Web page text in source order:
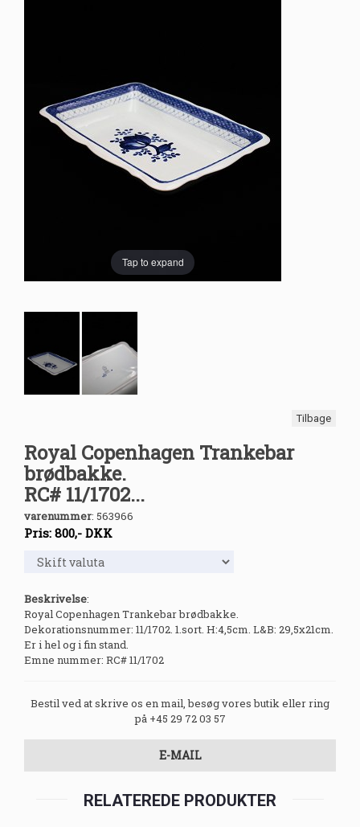
Tap to expand
Tilbage
Royal Copenhagen Trankebar
brødbakke.
RC# 11/1702...
varenummer: 563966
Pris: 800,- DKK
Beskrivelse:
Royal Copenhagen Trankebar brødbakke.
Dekorationsnummer: 11/1702. 1.sort. H:4,5cm. L&B: 29,5x21cm.
Er i hel og i fin stand.
Emne nummer: RC# 11/1702
Bestil ved at skrive os en mail, besøg vores butik eller ring
på +45 29 72 03 57
E-MAIL
RELATEREDE PRODUKTER